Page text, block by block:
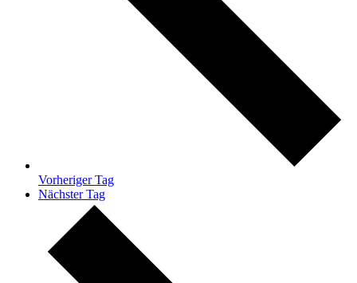
Vorheriger Tag
Nächster Tag